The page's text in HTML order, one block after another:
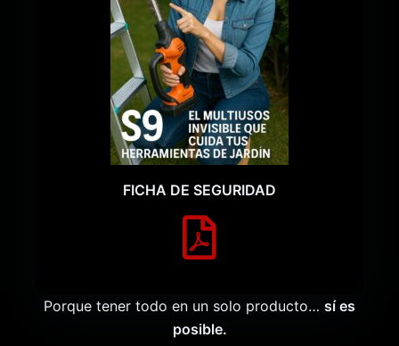
FICHA DE SEGURIDAD
Porque tener todo en un solo producto… sí es
posible.